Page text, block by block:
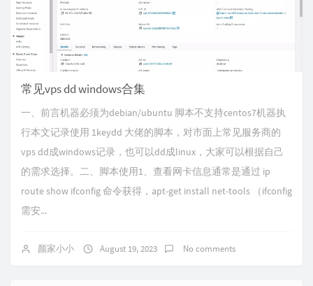
常见vps dd windows合集
一、前言机器必须为debian/ubuntu 脚本不支持centos7机器执
行本文记录使用 1keydd 大佬的脚本，对市面上常见服务商的
vps dd成windows记录，也可以dd成linux，大家可以根据自己
的需求选择。二、脚本使用1、查看网卡信息通常是通过 ip
route show ifconfig 命令获得，apt-get install net-tools （ifconfig
需安...
颜家小小 August 19, 2023 No comments